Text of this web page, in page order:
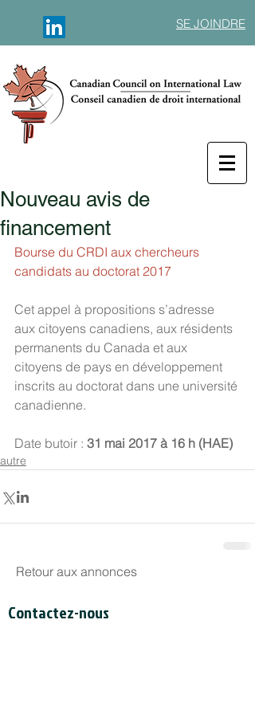
SE JOINDRE
Nouveau avis de
financement
Bourse du CRDI aux chercheurs
candidats au doctorat 2017
Cet appel à propositions s’adresse
aux citoyens canadiens, aux résidents
permanents du Canada et aux
citoyens de pays en développement
inscrits au doctorat dans une université
canadienne.
Date butoir : 31 mai 2017 à 16 h (HAE)
autre
Retour aux annonces
Contactez-nous